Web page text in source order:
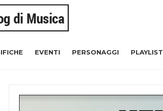
EVENTI PERSONAGGI PLAYLIST